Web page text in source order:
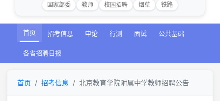
国家部委
教师 校园招聘 烟草 铁路
首页 招考信息 申论 行测 面试 公共基础
各省招聘日报
首页 招考信息 北京教育学院附属中学教师招聘公告